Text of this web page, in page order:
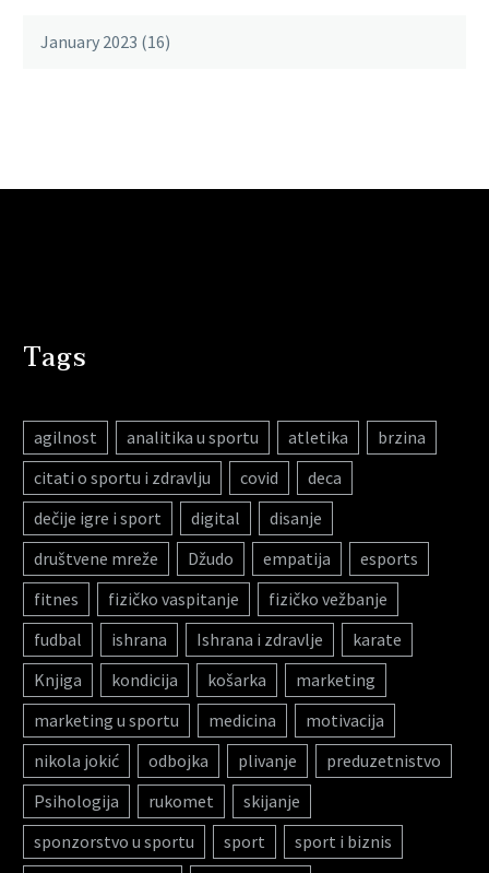
January 2023 (16)
Tags
agilnost analitika u sportu atletika
brzina
citati o sportu i zdravlju
covid
deca
dečije igre i sport
digital
disanje
društvene mreže
Džudo empatija
esports
fitnes
fizičko vaspitanje
fizičko vežbanje
fudbal
ishrana Ishrana i zdravlje
karate
Knjiga
kondicija košarka
marketing
marketing u sportu
medicina
motivacija
nikola jokić
odbojka plivanje
preduzetnistvo
Psihologija
rukomet
skijanje
sponzorstvo u sportu
sport
sport i biznis